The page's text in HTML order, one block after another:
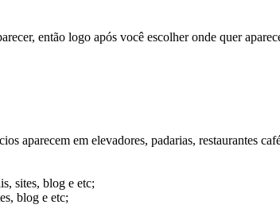
então logo após você escolher onde quer
aparecem em elevadores, padarias, restaurantes
sites, blog e etc;
blog e etc;